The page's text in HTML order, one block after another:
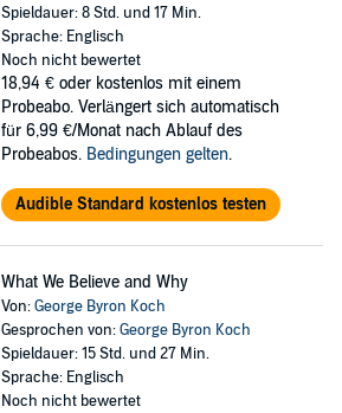
Spieldauer: 8 Std. und 17 Min.
Sprache: Englisch
Noch nicht bewertet
18,94 € oder kostenlos mit einem
Probeabo. Verlängert sich automatisch
für 6,99 €/Monat nach Ablauf des
Probeabos. Bedingungen gelten.
Audible Standard kostenlos testen
What We Believe and Why
Von:George Byron Koch
Gesprochen von:George Byron Koch
Spieldauer: 15 Std. und 27 Min.
Sprache: Englisch
Noch nicht bewertet